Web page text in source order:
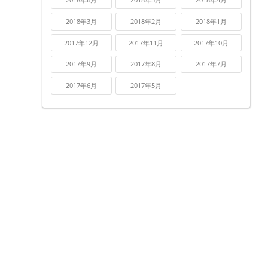
2018年3月 2018年2月 2018年1月
2017年12月 2017年11月 2017年10月
2017年9月 2017年8月 2017年7月
2017年6月 2017年5月